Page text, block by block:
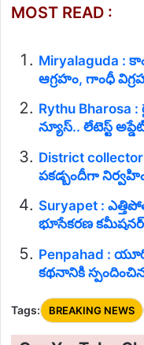
MOST READ :
Miryalaguda :
ఆగ్రహం, గాంధీ
Rythu Bharosa
న్యూస్.. లేటెస్ట్
District
పకడ్బందీగా
Suryapet :
భూసేకరణ కమీషనర్
Penpahad :
కథనానికి
Tags: BREAKING NEWS